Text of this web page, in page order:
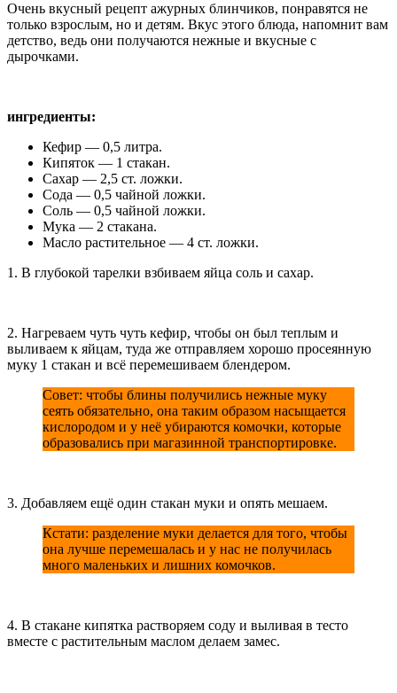
Очень вкусный рецепт ажурных блинчиков, понравятся не
только взрослым, но и детям. Вкус этого блюда, напомнит вам
детство, ведь они получаются нежные и вкусные с
дырочками.
ингредиенты:
Кефир — 0,5 литра.
Кипяток — 1 стакан.
Сахар — 2,5 ст. ложки.
Сода — 0,5 чайной ложки.
Соль — 0,5 чайной ложки.
Мука — 2 стакана.
Масло растительное — 4 ст. ложки.
1. В глубокой тарелки взбиваем яйца соль и сахар.
2. Нагреваем чуть чуть кефир, чтобы он был теплым и
выливаем к яйцам, туда же отправляем хорошо просеянную
муку 1 стакан и всё перемешиваем блендером.
Совет: чтобы блины получились нежные муку
сеять обязательно, она таким образом насыщается
кислородом и у неё убираются комочки, которые
образовались при магазинной транспортировке.
3. Добавляем ещё один стакан муки и опять мешаем.
Кстати: разделение муки делается для того, чтобы
она лучше перемешалась и у нас не получилась
много маленьких и лишних комочков.
4. В стакане кипятка растворяем соду и выливая в тесто
вместе с растительным маслом делаем замес.